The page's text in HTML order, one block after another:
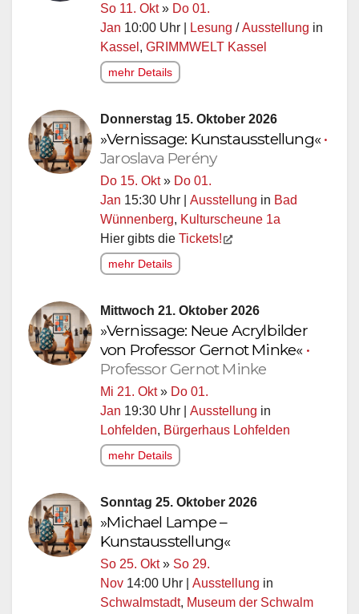
So 11. Okt» Do 01.
Jan 10:00 Uhr | Lesung /Ausstellung in
Kassel , GRIMMWELT Kassel
mehr Details
Donnerstag 15. Oktober 2026
»Vernissage: Kunstausstellung«•
Jaroslava Perény
Do 15. Okt» Do 01.
Jan 15:30 Uhr | Ausstellung in Bad
Wünnenberg, Kulturscheune 1a
Hier gibts die Tickets!
mehr Details
Mittwoch 21. Oktober 2026
»Vernissage: Neue Acrylbilder
von Professor Gernot Minke« •
Professor Gernot Minke
Mi 21. Okt» Do 01.
Jan 19:30 Uhr | Ausstellung in
Lohfelden, Bürgerhaus Lohfelden
mehr Details
Sonntag 25. Oktober 2026
»Michael Lampe –
Kunstausstellung«
So 25. Okt» So 29.
Nov 14:00 Uhr | Ausstellung in
Schwalmstadt, Museum der Schwalm